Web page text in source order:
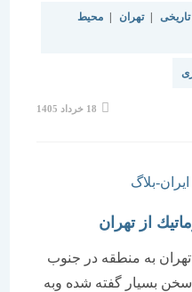
| تهران
محیط
از تهران
به منطقه در جنوب
گفته شده وبه